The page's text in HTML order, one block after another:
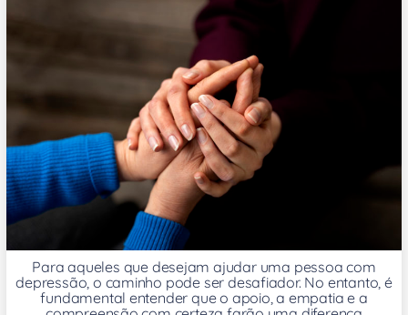
Para aqueles que desejam ajudar uma pessoa com
depressão, o caminho pode ser desafiador. No entanto, é
fundamental entender que o apoio, a empatia e a